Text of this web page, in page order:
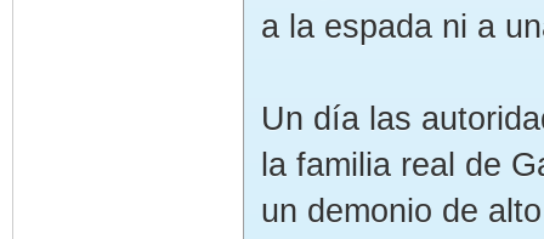
a la espada ni a
Un día las
la familia real de
un demonio de